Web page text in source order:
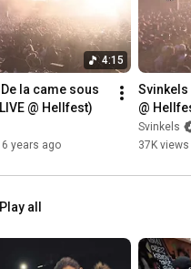
4:15
la came sous
@ Hellfest)
6 years ago
Svinkels
@
Svinkels
37K views
Play all